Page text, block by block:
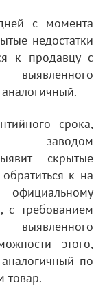
с момента
недостатки
к продавцу с
срока,
скрытые
к на
с требованием
выявленного
этого,
по
товар.